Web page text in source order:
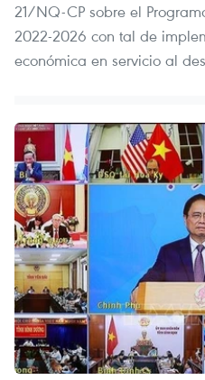
21/NQ-CP sobre el
2022-2026 con tal de
económica en servicio al